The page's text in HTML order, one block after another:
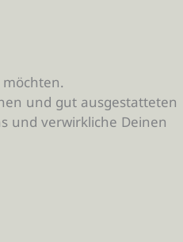
und gut ausgestatteten
und verwirkliche Deinen